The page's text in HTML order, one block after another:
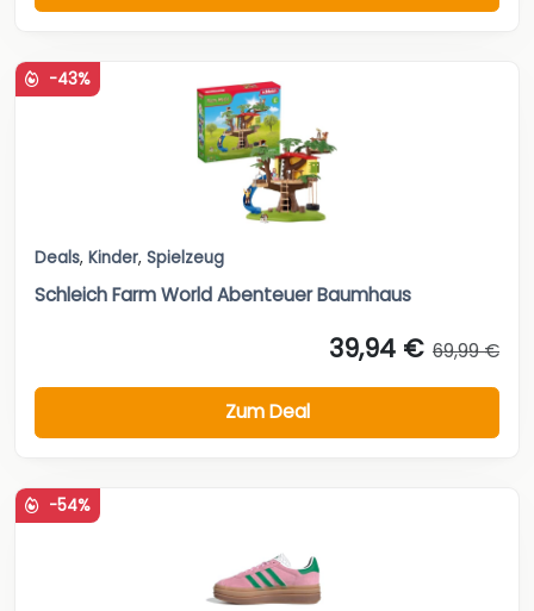
-43%
Deals, Kinder, Spielzeug
Schleich Farm World Abenteuer Baumhaus
39,94 € 69,99 €
Zum Deal
-54%